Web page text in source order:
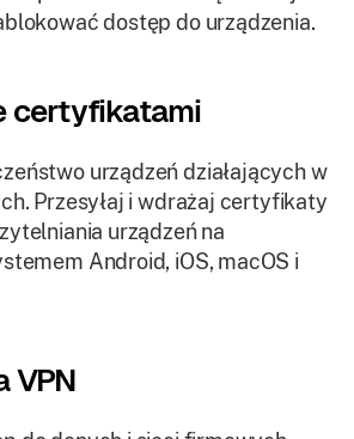
dostęp do urządzenia.
certyfikatami
urządzeń działających w
Przesyłaj i wdrażaj certyfikaty
urządzeń na
Android, iOS, macOS i
VPN